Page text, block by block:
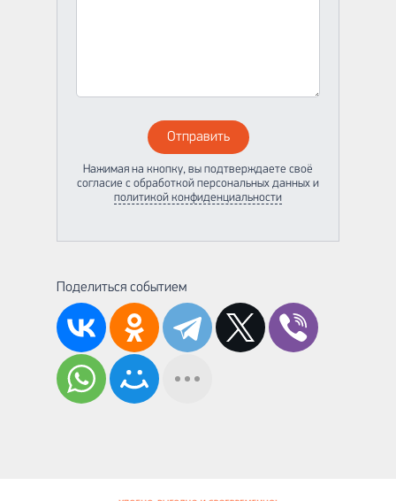
Отправить
Нажимая на кнопку, вы подтверждаете своё
согласие с обработкой персональных данных и
политикой конфиденциальности
Поделиться событием